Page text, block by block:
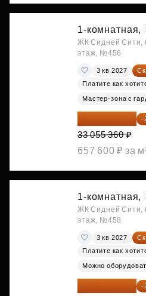
1-комнатная,
ЖК Сидней Сити,
этаж, №456
3 кв 2027
Платите как
Мастер-зона с
24 791 520 ₽ -
33 055 360 ₽
657 600 ₽ за
1-комнатная,
ЖК Сидней Сити,
этаж, №458
3 кв 2027
Платите как
Можно
25 909 052 ₽ -